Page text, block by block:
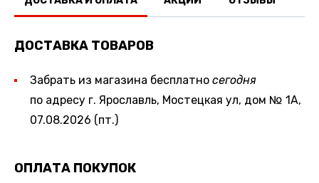
ДОСТАВКА ТОВАРОВ
Забрать из магазина бесплатно сегодня
по адресу г. Ярославль, Мостецкая ул, дом № 1А,
07.08.2026 (пт.)
ОПЛАТА ПОКУПОК